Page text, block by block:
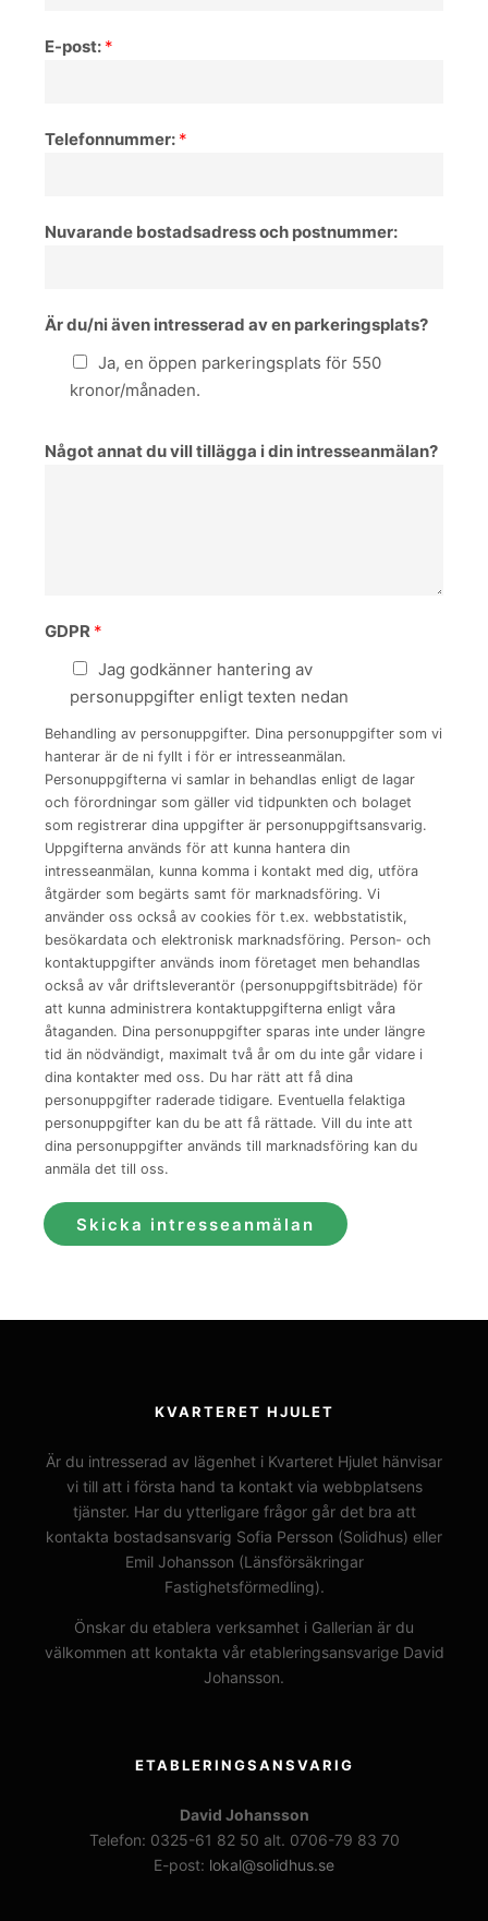
E-post: *
Telefonnummer: *
Nuvarande bostadsadress och postnummer:
Är du/ni även intresserad av en parkeringsplats?
Ja, en öppen parkeringsplats för 550
kronor/månaden.
Något annat du vill tillägga i din intresseanmälan?
GDPR *
Jag godkänner hantering av
personuppgifter enligt texten nedan
Behandling av personuppgifter. Dina personuppgifter som vi
hanterar är de ni fyllt i för er intresseanmälan.
Personuppgifterna vi samlar in behandlas enligt de lagar
och förordningar som gäller vid tidpunkten och bolaget
som registrerar dina uppgifter är personuppgiftsansvarig.
Uppgifterna används för att kunna hantera din
intresseanmälan, kunna komma i kontakt med dig, utföra
åtgärder som begärts samt för marknadsföring. Vi
använder oss också av cookies för t.ex. webbstatistik,
besökardata och elektronisk marknadsföring. Person- och
kontaktuppgifter används inom företaget men behandlas
också av vår driftsleverantör (personuppgiftsbiträde) för
att kunna administrera kontaktuppgifterna enligt våra
åtaganden. Dina personuppgifter sparas inte under längre
tid än nödvändigt, maximalt två år om du inte går vidare i
dina kontakter med oss. Du har rätt att få dina
personuppgifter raderade tidigare. Eventuella felaktiga
personuppgifter kan du be att få rättade. Vill du inte att
dina personuppgifter används till marknadsföring kan du
anmäla det till oss.
Skicka intresseanmälan
KVARTERET HJULET
Är du intresserad av lägenhet i Kvarteret Hjulet hänvisar
vi till att i första hand ta kontakt via webbplatsens
tjänster. Har du ytterligare frågor går det bra att
kontakta bostadsansvarig Sofia Persson (Solidhus) eller
Emil Johansson (Länsförsäkringar
Fastighetsförmedling).
Önskar du etablera verksamhet i Gallerian är du
välkommen att kontakta vår etableringsansvarige David
Johansson.
ETABLERINGSANSVARIG
David Johansson
Telefon: 0325-61 82 50 alt. 0706-79 83 70
E-post: lokal@solidhus.se